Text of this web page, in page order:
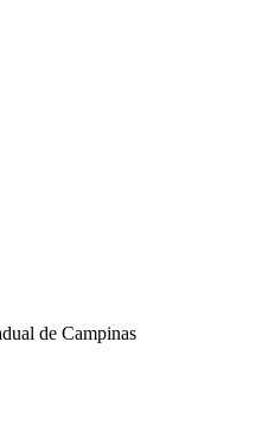
de Campinas